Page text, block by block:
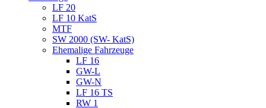
LF 20
LF 10 KatS
MTF
SW 2000 (SW- KatS)
Ehemalige Fahrzeuge
LF 16
GW-L
GW-N
LF 16 TS
RW 1